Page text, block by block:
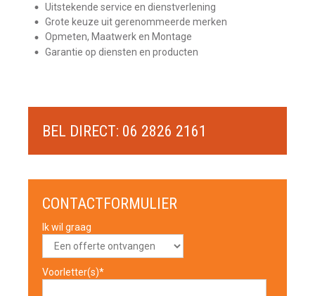
Uitstekende service en dienstverlening
Grote keuze uit gerenommeerde merken
Opmeten, Maatwerk en Montage
Garantie op diensten en producten
BEL DIRECT: 06 2826 2161
CONTACTFORMULIER
Ik wil graag
Voorletter(s)*